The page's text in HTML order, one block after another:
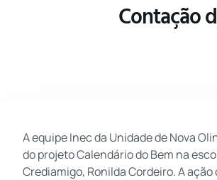
Contação
A equipe Inec da Unidade de Nova
do projeto Calendário do Bem na
Crediamigo, Ronilda Cordeiro. A